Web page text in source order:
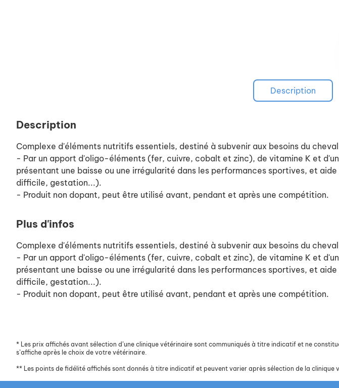
Description
Description
Complexe d'éléments nutritifs essentiels, destiné à subvenir aux besoins du
- Par un apport d'oligo-éléments (fer, cuivre, cobalt et zinc), de vitamine K et
présentant une baisse ou une irrégularité dans les performances sportives, et
difficile, gestation...).
- Produit non dopant, peut être utilisé avant, pendant et après une compétition.
Plus d'infos
Complexe d'éléments nutritifs essentiels, destiné à subvenir aux besoins du
- Par un apport d'oligo-éléments (fer, cuivre, cobalt et zinc), de vitamine K et
présentant une baisse ou une irrégularité dans les performances sportives, et
difficile, gestation...).
- Produit non dopant, peut être utilisé avant, pendant et après une compétition.
* Les prix affichés avant sélection d’une clinique vétérinaire sont communiqués à titre indicatif et ne
s’affiche après le choix de votre vétérinaire.
** Les points de fidélité affichés sont donnés à titre indicatif et peuvent varier après sélection de la clinique